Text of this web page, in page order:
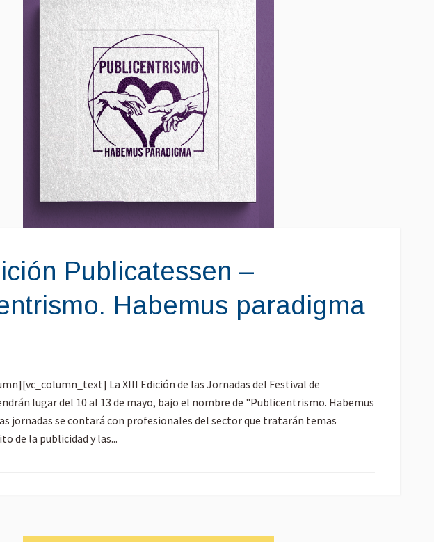
Publicatessen –
Habemus paradigma
La XIII Edición de las Jornadas del Festival de
lugar del 10 al 13 de mayo, bajo el nombre de "Publicentrismo. Habemus
jornadas se contará con profesionales del sector que tratarán temas
de la publicidad y las...